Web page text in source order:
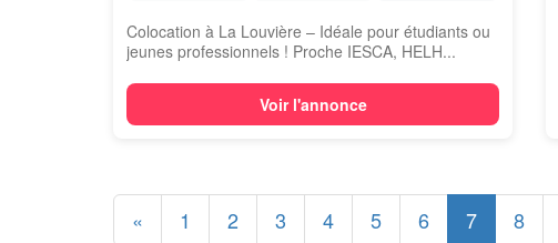
Colocation à La Louvière – Idéale pour étudiants ou
jeunes professionnels ! Proche IESCA, HELH...
Voir l'annonce
« 1 2 3 4 5 6 7 8